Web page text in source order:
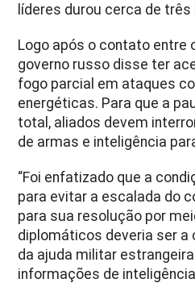
líderes durou cerca de três
Logo após o contato entre
governo russo disse ter
fogo parcial em ataques
energéticas. Para que a
total, aliados devem
de armas e inteligência
“Foi enfatizado que a
para evitar a escalada do
para sua resolução por
diplomáticos deveria ser
da ajuda militar
informações de